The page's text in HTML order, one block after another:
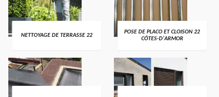
NETTOYAGE DE TERRASSE 22
POSE DE PLACO ET CLOISON 22
CÔTES-D'ARMOR